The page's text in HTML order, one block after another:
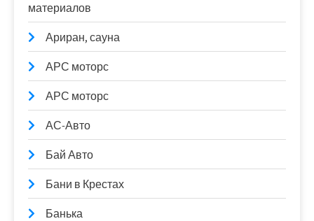
материалов
Ариран, сауна
АРС моторс
АРС моторс
АС-Авто
Бай Авто
Бани в Крестах
Банька